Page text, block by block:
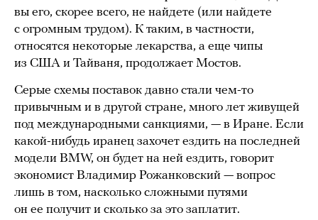
вы его, скорее всего, не найдете (или найдете
с огромным трудом). К таким, в частности,
относятся некоторые лекарства, а еще чипы
из США и Тайваня, продолжает Мостов.
Серые схемы поставок давно стали чем-то
привычным и в другой стране, много лет живущей
под международными санкциями, — в Иране. Если
какой-нибудь иранец захочет ездить на последней
модели BMW, он будет на ней ездить, говорит
экономист Владимир Рожанковский — вопрос
лишь в том, насколько сложными путями
он ее получит и сколько за это заплатит.